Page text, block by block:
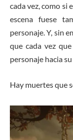
cada vez, como si
escena fuese
personaje. Y, sin
que cada vez
personaje hacia
Hay muertes que